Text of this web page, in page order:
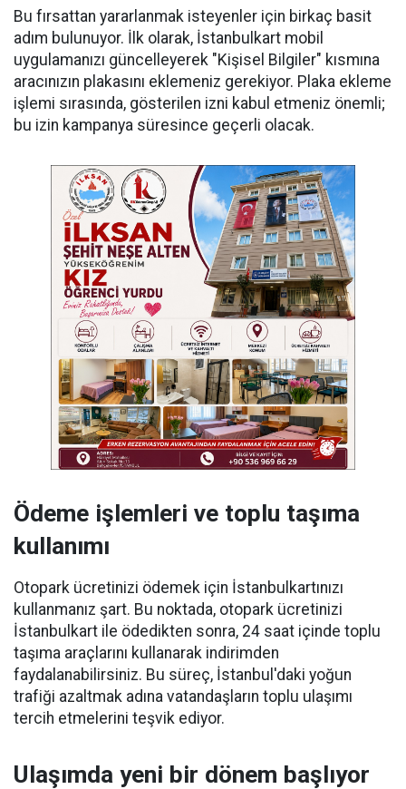
Bu fırsattan yararlanmak isteyenler için birkaç basit
adım bulunuyor. İlk olarak, İstanbulkart mobil
uygulamanızı güncelleyerek "Kişisel Bilgiler" kısmına
aracınızın plakasını eklemeniz gerekiyor. Plaka ekleme
işlemi sırasında, gösterilen izni kabul etmeniz önemli;
bu izin kampanya süresince geçerli olacak.
Ödeme işlemleri ve toplu taşıma
kullanımı
Otopark ücretinizi ödemek için İstanbulkartınızı
kullanmanız şart. Bu noktada, otopark ücretinizi
İstanbulkart ile ödedikten sonra, 24 saat içinde toplu
taşıma araçlarını kullanarak indirimden
faydalanabilirsiniz. Bu süreç, İstanbul'daki yoğun
trafiği azaltmak adına vatandaşların toplu ulaşımı
tercih etmelerini teşvik ediyor.
Ulaşımda yeni bir dönem başlıyor